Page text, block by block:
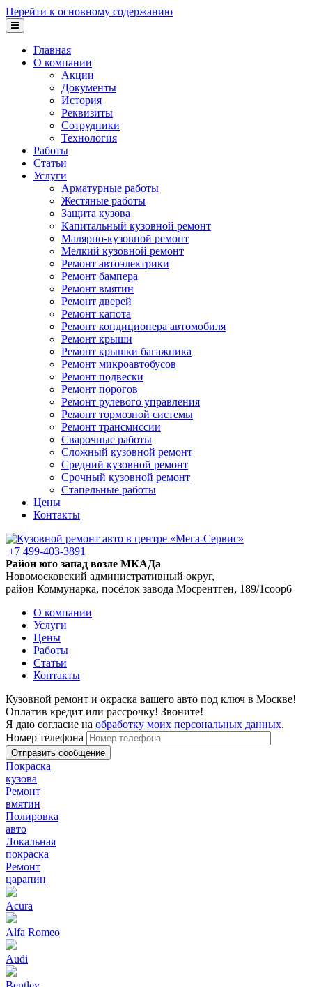
Перейти к основному содержанию
Главная
О компании
Акции
Документы
История
Реквизиты
Сотрудники
Технология
Работы
Статьи
Услуги
Арматурные работы
Жестяные работы
Защита кузова
Капитальный кузовной ремонт
Малярно-кузовной ремонт
Мелкий кузовной ремонт
Ремонт автоэлектрики
Ремонт бампера
Ремонт вмятин
Ремонт дверей
Ремонт капота
Ремонт кондиционера автомобиля
Ремонт крыши
Ремонт крышки багажника
Ремонт микроавтобусов
Ремонт подвески
Ремонт порогов
Ремонт рулевого управления
Ремонт тормозной системы
Ремонт трансмиссии
Сварочные работы
Сложный кузовной ремонт
Средний кузовной ремонт
Срочный кузовной ремонт
Стапельные работы
Цены
Контакты
+7 499-403-3891
Район юго запад возле МКАДа
Новомосковский административный округ,
район Коммунарка, посёлок завода Мосрентген, 189/1соор6
О компании
Услуги
Цены
Работы
Статьи
Контакты
Кузовной ремонт и окраска вашего авто под ключ в Москве!
Оплатив кредит или рассрочку! Звоните!
Я даю согласие на обработку моих персональных данных.
Номер телефона
Покраска
кузова
Ремонт
вмятин
Полировка
авто
Локальная
покраска
Ремонт
царапин
Acura
Alfa Romeo
Audi